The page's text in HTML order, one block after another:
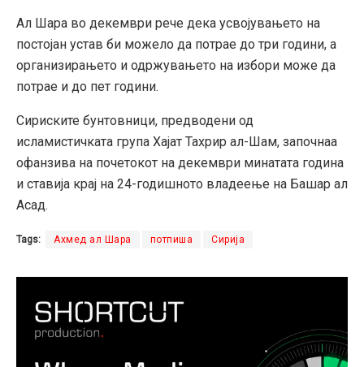
Ал Шара во декември рече дека усвојувањето на
постојан устав би можело да потрае до три години, а
организирањето и одржувањето на избори може да
потрае и до пет години.
Сириските бунтовници, предводени од
исламистичката група Хајат Тахрир ал-Шам, започнаа
офанзива на почетокот на декември минатата година
и ставија крај на 24-годишното владеење на Башар ал
Асад.
Tags: Ахмед ал Шара потпиша Сирија